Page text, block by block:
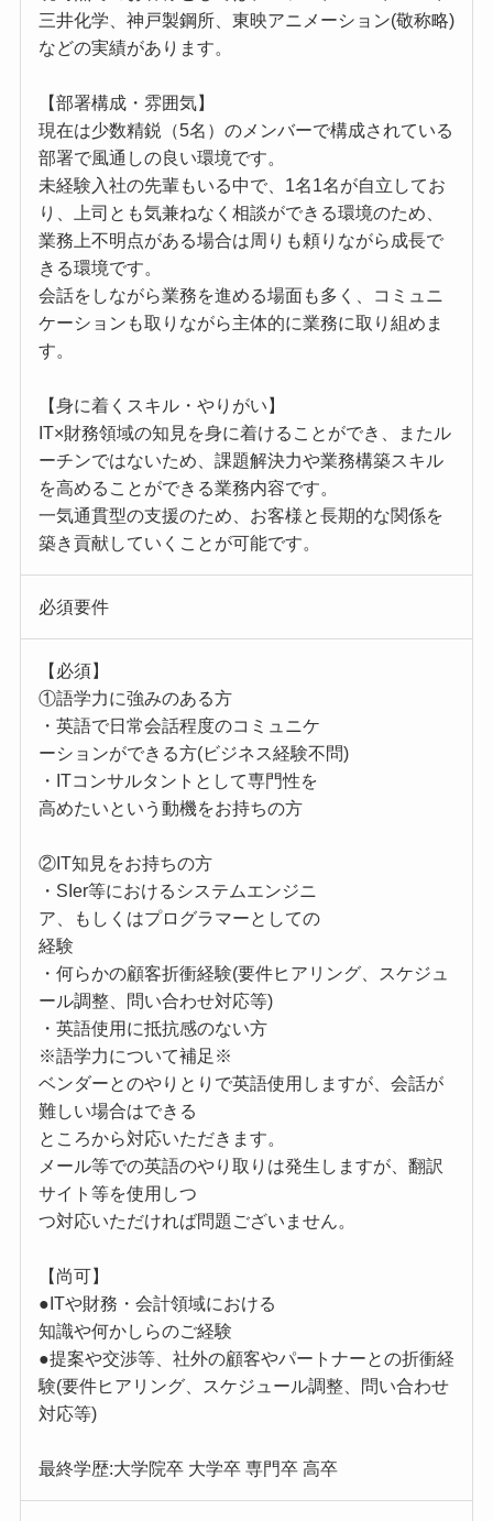
三井化学、神戸製鋼所、東映アニメーション(敬称略)
などの実績があります。
【部署構成・雰囲気】
現在は少数精鋭（5名）のメンバーで構成されている
部署で風通しの良い環境です。
未経験入社の先輩もいる中で、1名1名が自立してお
り、上司とも気兼ねなく相談ができる環境のため、
業務上不明点がある場合は周りも頼りながら成⾧で
きる環境です。
会話をしながら業務を進める場面も多く、コミュニ
ケーションも取りながら主体的に業務に取り組めま
す。
【身に着くスキル・やりがい】
IT×財務領域の知見を身に着けることができ、またル
ーチンではないため、課題解決力や業務構築スキル
を高めることができる業務内容です。
一気通貫型の支援のため、お客様と長期的な関係を
築き貢献していくことが可能です。
必須要件
【必須】
①語学力に強みのある方
・英語で日常会話程度のコミュニケ
ーションができる方(ビジネス経験不問)
・ITコンサルタントとして専門性を
高めたいという動機をお持ちの方
②IT知見をお持ちの方
・SIer等におけるシステムエンジニ
ア、もしくはプログラマーとしての
経験
・何らかの顧客折衝経験(要件ヒアリング、スケジュ
ール調整、問い合わせ対応等)
・英語使用に抵抗感のない方
※語学力について補足※
ベンダーとのやりとりで英語使用しますが、会話が
難しい場合はできる
ところから対応いただきます。
メール等での英語のやり取りは発生しますが、翻訳
サイト等を使用しつ
つ対応いただければ問題ございません。
【尚可】
●ITや財務・会計領域における
知識や何かしらのご経験
●提案や交渉等、社外の顧客やパートナーとの折衝経
験(要件ヒアリング、スケジュール調整、問い合わせ
対応等)
最終学歴:大学院卒 大学卒 専門卒 高卒